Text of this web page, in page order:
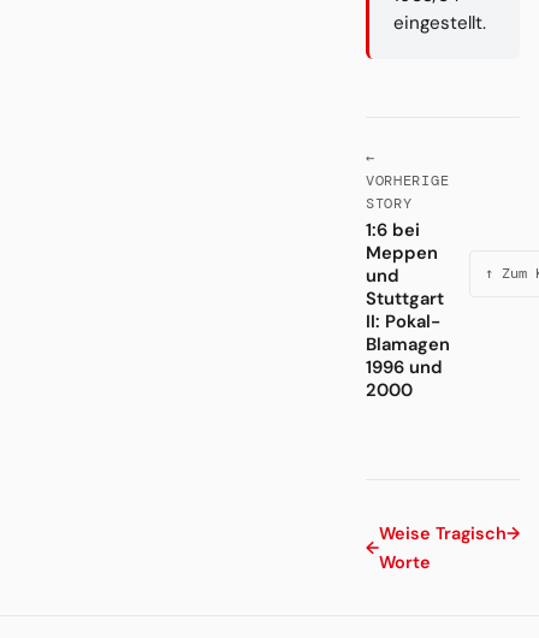
eingestellt.
←
VORHERIGE
STORY
1:6 bei
Meppen
und
Stuttgart
II: Pokal-
Blamagen
1996 und
2000
↑
←
Weise
Worte
Tragisch→